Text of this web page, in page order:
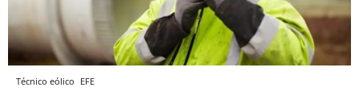
Técnico eólico EFE